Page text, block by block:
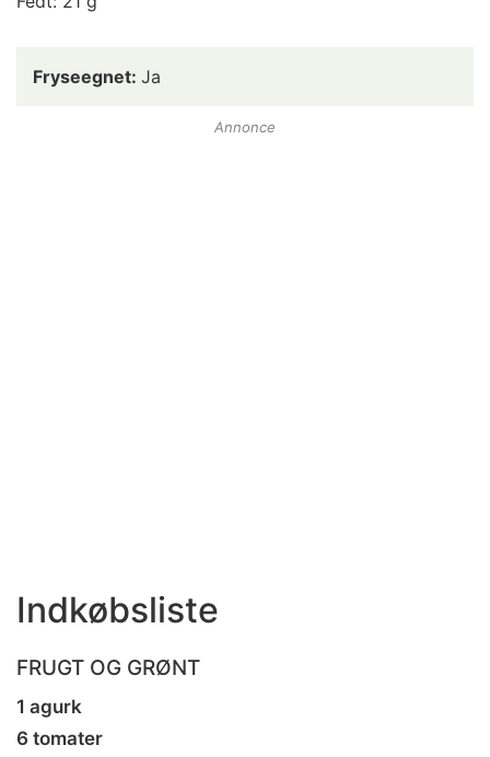
Fryseegnet: Ja
Annonce
Indkøbsliste
FRUGT OG GRØNT
1 agurk
6 tomater